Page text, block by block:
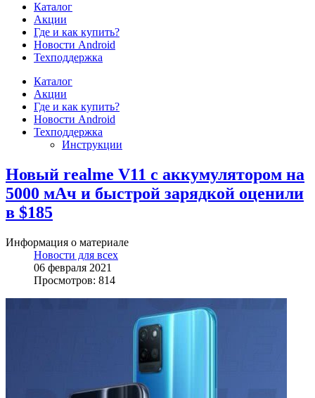
Каталог
Акции
Где и как купить?
Новости Android
Техподдержка
Каталог
Акции
Где и как купить?
Новости Android
Техподдержка
Инструкции
Новый realme V11 с аккумулятором на
5000 мАч и быстрой зарядкой оценили
в $185
Информация о материале
Новости для всех
06 февраля 2021
Просмотров: 814